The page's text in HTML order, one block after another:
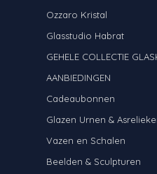
Ozzaro Kristal
Glasstudio Habrat
GEHELE COLLECTIE
AANBIEDINGEN
Cadeaubonnen
Glazen Urnen &
Vazen en Schalen
Beelden & Sculpturen